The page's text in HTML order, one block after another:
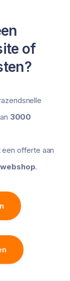
of
3000
een offerte aan
webshop.